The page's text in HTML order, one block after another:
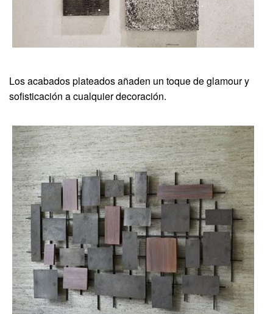
Los acabados plateados añaden un toque de glamour y
sofisticación a cualquier decoración.